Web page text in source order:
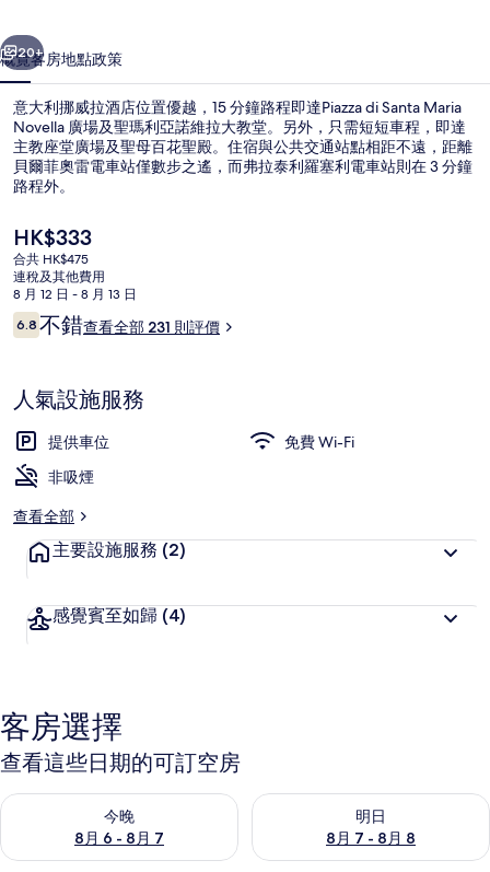
店
相
片
集
個 下一個
20+
概覽客房地點政策
意大利挪威拉酒店位置優越，15 分鐘路程即達Piazza di Santa Maria
Novella 廣場及聖瑪利亞諾維拉大教堂。另外，只需短短車程，即達
主教座堂廣場及聖母百花聖殿。住宿與公共交通站點相距不遠，距離
貝爾菲奧雷電車站僅數步之遙，而弗拉泰利羅塞利電車站則在 3 分鐘
路程外。
現
價
HK$333
HK$333
合共 HK$475
連稅及其他費用
8 月 12 日 - 8 月 13 日
評
價
6.86.8 分，滿分 10 分，
不錯查看全部 231 則評價
人氣設施服務
提供車位
免費 Wi-Fi
非吸煙
查看全部
主要設施服務 (2)
感覺賓至如歸 (4)
客房選擇
查看這些日期的可訂空房
今晚
8月 6 - 8月 7
查看今晚 8月 6 - 8月 7的可訂空房
明日
8月 7 - 8月 8
查看明日 8月 7 - 8月 8的可訂